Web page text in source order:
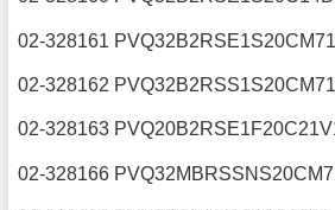
02-328161
02-328162
02-328163
02-328166